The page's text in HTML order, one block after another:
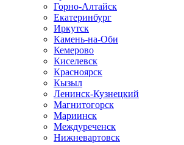
Горно-Алтайск
Екатеринбург
Иркутск
Камень-на-Оби
Кемерово
Киселевск
Красноярск
Кызыл
Ленинск-Кузнецкий
Магнитогорск
Мариинск
Междуреченск
Нижневартовск